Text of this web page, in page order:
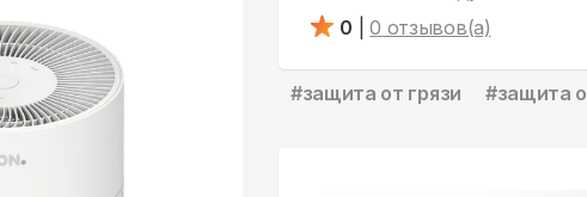
0
0 отзывов(а)
#защита от грязи #защита